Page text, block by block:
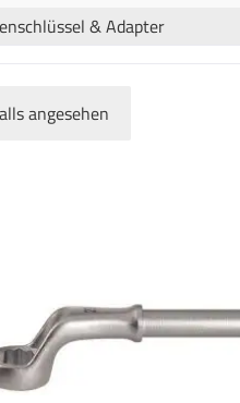
& Adapter
angesehen